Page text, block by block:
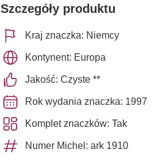
Szczegóły produktu
Kraj znaczka: Niemcy
Kontynent: Europa
Jakość: Czyste **
Rok wydania znaczka: 1997
Komplet znaczków: Tak
Numer Michel: ark 1910